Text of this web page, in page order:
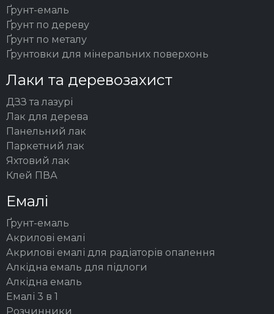
Ґрунт-емаль
Ґрунт по дереву
Ґрунт по металу
Ґрунтовки для мінеральних поверхонь
Лаки та деревозахист
ДЗЗ та лазурі
Лак для дерева
Панельний лак
Паркетний лак
Яхтовий лак
Клей ПВА
Емалі
Ґрунт-емаль
Акрилові емалі
Акрилові емалі для радіаторів опалення
Алкідна емаль для підлоги
Алкідна емаль
Емалі 3 в 1
Розчинники